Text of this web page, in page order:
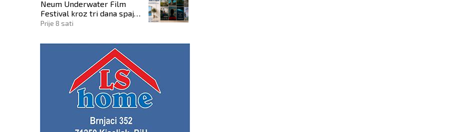
Neum Underwater Film
Festival kroz tri dana spaja
umjetnost filma i more
Prije 8 sati